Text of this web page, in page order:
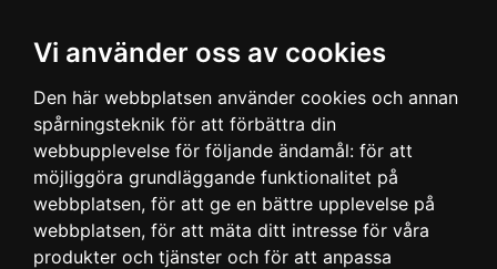
Vi använder oss av cookies
Den här webbplatsen använder cookies och annan
spårningsteknik för att förbättra din
webbupplevelse för följande ändamål: för att
möjliggöra grundläggande funktionalitet på
webbplatsen, för att ge en bättre upplevelse på
webbplatsen, för att mäta ditt intresse för våra
produkter och tjänster och för att anpassa